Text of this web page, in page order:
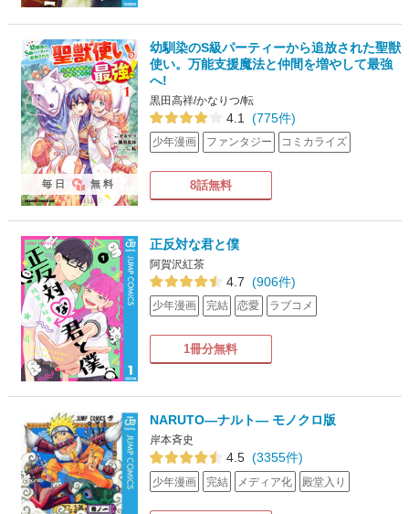
幼馴染のS級パーティーから追放された聖獣
使い。万能支援魔法と仲間を増やして最強
へ!
黒田高祥/かなりつ/転
4.1 (775件)
少年漫画 ファンタジー コミカライズ
8話無料
毎日 無料
正反対な君と僕
阿賀沢紅茶
4.7 (906件)
少年漫画 完結 恋愛 ラブコメ
1冊分無料
NARUTO―ナルト― モノクロ版
岸本斉史
4.5 (3355件)
少年漫画 完結 メディア化 殿堂入り